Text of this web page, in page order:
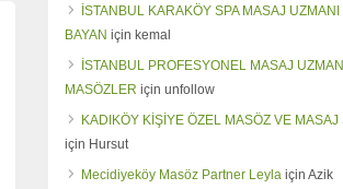
İSTANBUL KARAKÖY SPA MASAJ
BAYAN için kemal
İSTANBUL PROFESYONEL MASAJ UZMAN
MASÖZLER için unfollow
KADIKÖY KİŞİYE ÖZEL MASÖZ VE MASAJ
için Hursut
Mecidiyeköy Masöz Partner Leyla için Azik